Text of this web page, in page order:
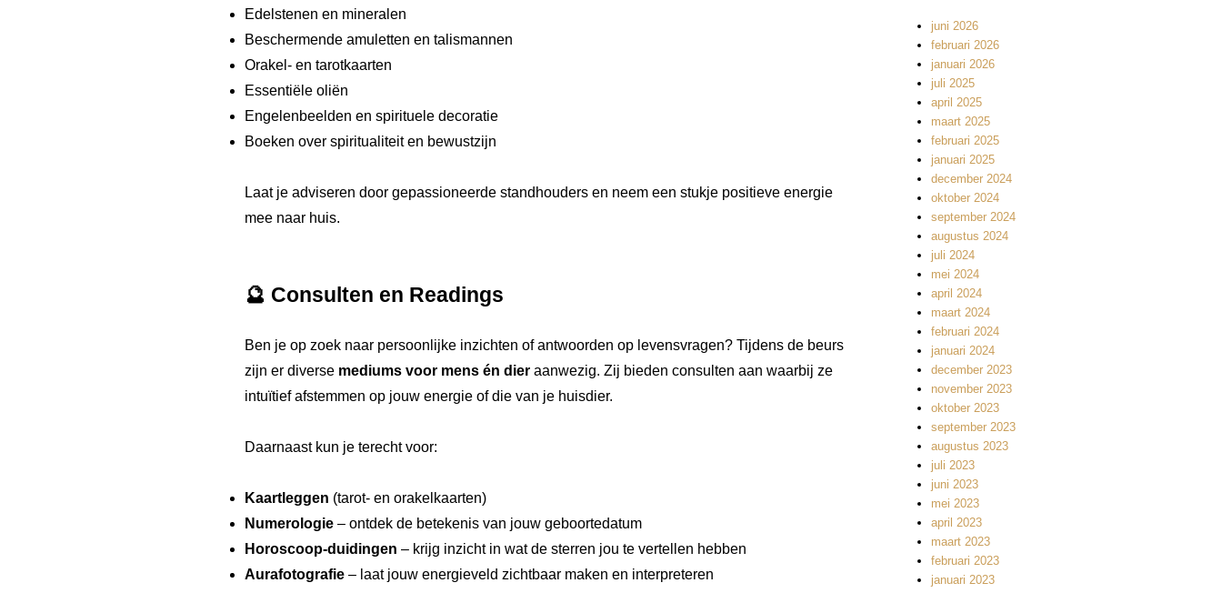
Edelstenen en mineralen
Beschermende amuletten en talismannen
Orakel- en tarotkaarten
Essentiële oliën
Engelenbeelden en spirituele decoratie
Boeken over spiritualiteit en bewustzijn
Laat je adviseren door gepassioneerde standhouders en neem een stukje positieve energie
mee naar huis.
🔮 Consulten en Readings
Ben je op zoek naar persoonlijke inzichten of antwoorden op levensvragen? Tijdens de beurs
zijn er diverse mediums voor mens én dieraanwezig. Zij bieden consulten aan waarbij ze
intuïtief afstemmen op jouw energie of die van je huisdier.
Daarnaast kun je terecht voor:
Kaartleggen (tarot- en orakelkaarten)
Numerologie– ontdek de betekenis van jouw geboortedatum
Horoscoop-duidingen – krijg inzicht in wat de sterren jou te vertellen hebben
Aurafotografie– laat jouw energieveld zichtbaar maken en interpreteren
juni 2026
februari 2026
januari 2026
juli 2025
april 2025
maart 2025
februari 2025
januari 2025
december 2024
oktober 2024
september 2024
augustus 2024
juli 2024
mei 2024
april 2024
maart 2024
februari 2024
januari 2024
december 2023
november 2023
oktober 2023
september 2023
augustus 2023
juli 2023
juni 2023
mei 2023
april 2023
maart 2023
februari 2023
januari 2023